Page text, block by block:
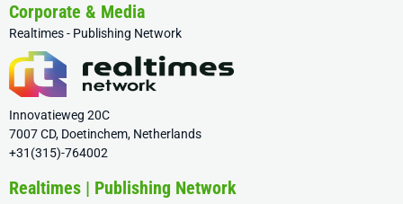
Corporate & Media
Realtimes - Publishing Network
Innovatieweg 20C
7007 CD, Doetinchem, Netherlands
+31(315)-764002
Realtimes | Publishing Network